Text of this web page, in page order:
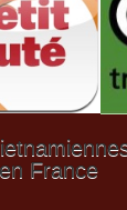
France